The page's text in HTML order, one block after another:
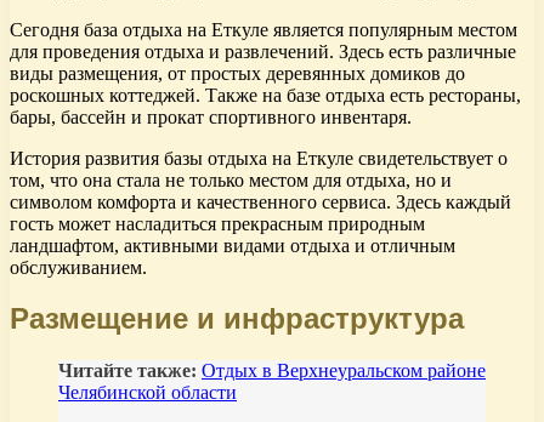
Сегодня база отдыха на Еткуле является популярным местом
для проведения отдыха и развлечений. Здесь есть различные
виды размещения, от простых деревянных домиков до
роскошных коттеджей. Также на базе отдыха есть рестораны,
бары, бассейн и прокат спортивного инвентаря.
История развития базы отдыха на Еткуле свидетельствует о
том, что она стала не только местом для отдыха, но и
символом комфорта и качественного сервиса. Здесь каждый
гость может насладиться прекрасным природным
ландшафтом, активными видами отдыха и отличным
обслуживанием.
Размещение и инфраструктура
Читайте также: Отдых в Верхнеуральском районе
Челябинской области